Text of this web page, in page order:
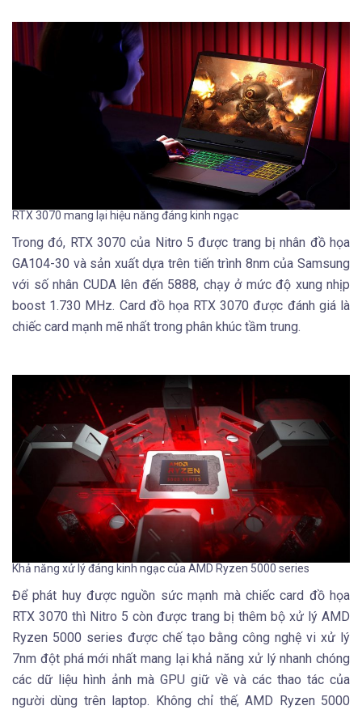
RTX 3070 mang lại hiệu năng đáng kinh ngạc
Trong đó, RTX 3070 của Nitro 5 được trang bị nhân đồ họa
GA104-30 và sản xuất dựa trên tiến trình 8nm của Samsung
với số nhân CUDA lên đến 5888, chạy ở mức độ xung nhịp
boost 1.730 MHz. Card đồ họa RTX 3070 được đánh giá là
chiếc card mạnh mẽ nhất trong phân khúc tầm trung.
Khả năng xử lý đáng kinh ngạc của AMD Ryzen 5000 series
Để phát huy được nguồn sức mạnh mà chiếc card đồ họa
RTX 3070 thì Nitro 5 còn được trang bị thêm bộ xử lý AMD
Ryzen 5000 series được chế tạo bằng công nghệ vi xử lý
7nm đột phá mới nhất mang lại khả năng xử lý nhanh chóng
các dữ liệu hình ảnh mà GPU giữ về và các thao tác của
người dùng trên laptop. Không chỉ thế, AMD Ryzen 5000